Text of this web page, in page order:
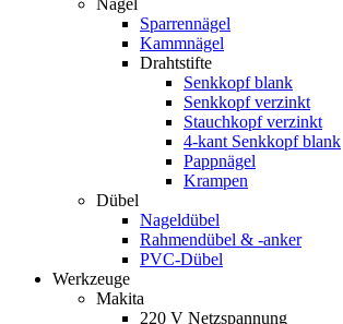
Nägel
Sparrennägel
Kammnägel
Drahtstifte
Senkkopf blank
Senkkopf verzinkt
Stauchkopf verzinkt
4-kant Senkkopf blank
Pappnägel
Krampen
Dübel
Nageldübel
Rahmendübel & -anker
PVC-Dübel
Werkzeuge
Makita
220 V Netzspannung